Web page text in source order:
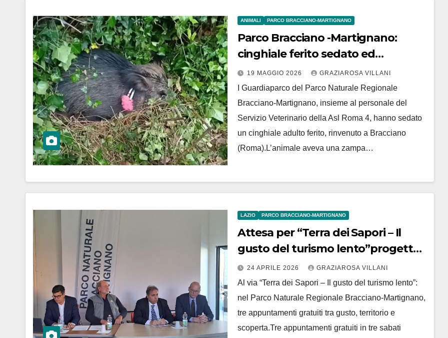
ANIMALI PARCO BRACCIANO-MARTIGNANO
Parco Bracciano -Martignano:
cinghiale ferito sedato ed
abbattuto
19 MAGGIO 2026 GRAZIAROSA VILLANI
I Guardiaparco del Parco Naturale Regionale
Bracciano-Martignano, insieme al personale del
Servizio Veterinario della Asl Roma 4, hanno sedato
un cinghiale adulto ferito, rinvenuto a Bracciano
(Roma).L’animale aveva una zampa…
LAZIO PARCO BRACCIANO-MARTIGNANO
Attesa per “Terra dei Sapori – Il
gusto del turismo lento”progetto
di valorizzazione del Parco di
Bracciano-Martignano
24 APRILE 2026 GRAZIAROSA VILLANI
Al via “Terra dei Sapori – Il gusto del turismo lento”:
nel Parco Naturale Regionale Bracciano-Martignano,
tre appuntamenti gratuiti tra gusto, territorio e
scoperta.Tre appuntamenti gratuiti in tre sabati